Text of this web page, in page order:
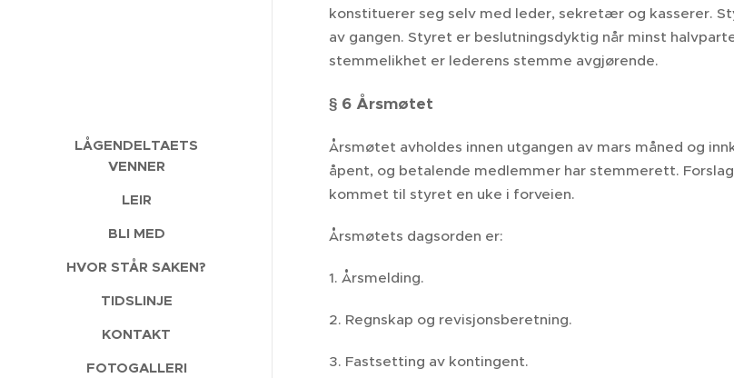
LÅGENDELTAETS
VENNER
LEIR
BLI MED
HVOR STÅR SAKEN?
TIDSLINJE
KONTAKT
FOTOGALLERI
konstituerer seg selv med leder, sekretær og kasserer.
av gangen. Styret er beslutningsdyktig når minst
stemmelikhet er lederens stemme avgjørende.
§ 6 Årsmøtet
Årsmøtet avholdes innen utgangen av mars måned og
åpent, og betalende medlemmer har stemmerett.
kommet til styret en uke i forveien.
Årsmøtets dagsorden er:
1. Årsmelding.
2. Regnskap og revisjonsberetning.
3. Fastsetting av kontingent.